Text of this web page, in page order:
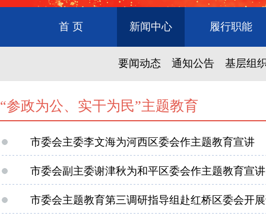
首 页 新闻中心 履行职能
要闻动态 通知公告 基层组
“参政为公、实干为民”主题教育
市委会主委李文海为河西区委会作主题教育宣讲
市委会副主委谢津秋为和平区委会作主题教育宣讲
市委会主题教育第三调研指导组赴红桥区委会开